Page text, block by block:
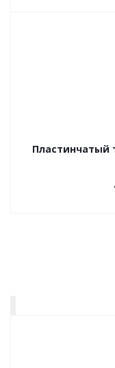
Пластинчатый